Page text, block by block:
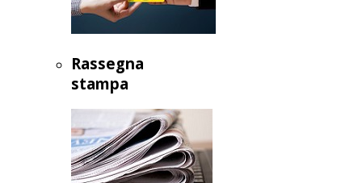
Rassegna
stampa